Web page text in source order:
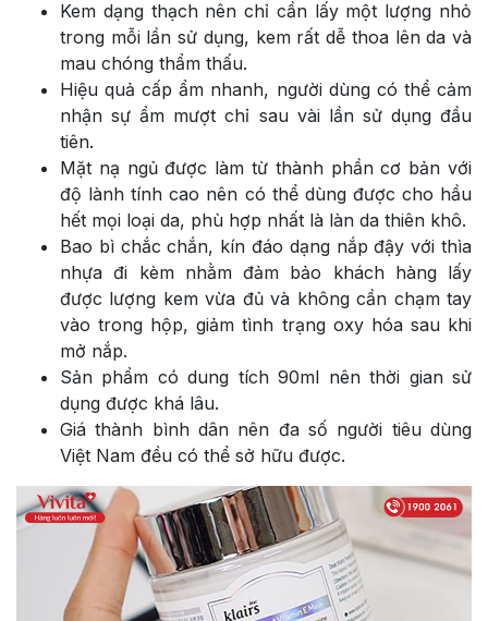
Kem dạng thạch nên chỉ cần lấy một lượng nhỏ
trong mỗi lần sử dụng, kem rất dễ thoa lên da và
mau chóng thẩm thấu.
Hiệu quả cấp ẩm nhanh, người dùng có thể cảm
nhận sự ẩm mượt chỉ sau vài lần sử dụng đầu
tiên.
Mặt nạ ngủ được làm từ thành phần cơ bản với
độ lành tính cao nên có thể dùng được cho hầu
hết mọi loại da, phù hợp nhất là làn da thiên khô.
Bao bì chắc chắn, kín đáo dạng nắp đậy với thìa
nhựa đi kèm nhằm đảm bảo khách hàng lấy
được lượng kem vừa đủ và không cần chạm tay
vào trong hộp, giảm tình trạng oxy hóa sau khi
mở nắp.
Sản phẩm có dung tích 90ml nên thời gian sử
dụng được khá lâu.
Giá thành bình dân nên đa số người tiêu dùng
Việt Nam đều có thể sở hữu được.